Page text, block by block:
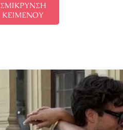
ΣΜΙΚΡΥΝΣΗ
ΚΕΙΜΕΝΟΥ